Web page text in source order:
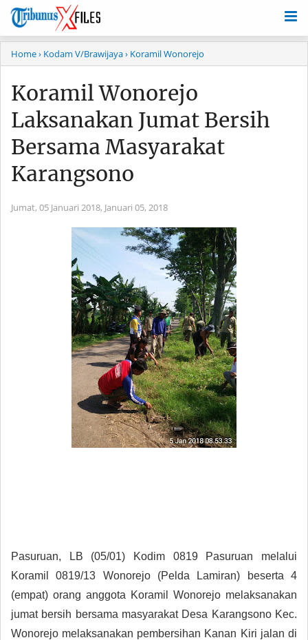
Home› Kodam V/Brawijaya› Koramil Wonorejo
Koramil Wonorejo
Laksanakan Jumat Bersih
Bersama Masyarakat
Karangsono
Jumat, 05 Januari 2018, Januari 05, 2018
Pasuruan, LB (05/01) Kodim 0819 Pasuruan melalui
Koramil 0819/13 Wonorejo (Pelda Lamiran) beserta 4
(empat) orang anggota Koramil Wonorejo melaksanakan
jumat bersih bersama masyarakat Desa Karangsono Kec.
Wonorejo melaksanakan pembersihan Kanan Kiri jalan di